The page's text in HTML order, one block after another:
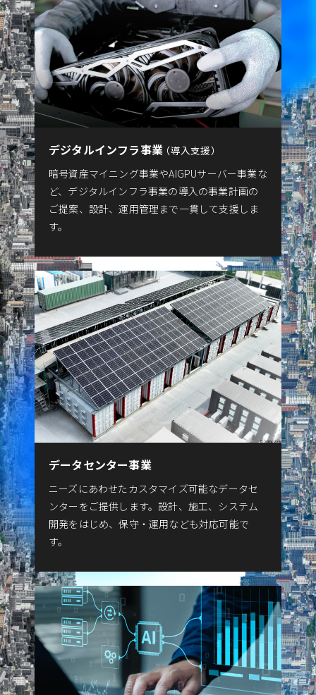
デジタルインフラ事業 導入支援
暗号資産マイニング事業やAIGPUサーバー事業な
ど、デジタルインフラ事業の導入の事業計画の
ご提案、設計、運用管理まで一貫して支援しま
す。
データセンター事業
ニーズにあわせたカスタマイズ可能なデータセ
ンターをご提供します。設計、施工、システム
開発をはじめ、保守・運用なども対応可能で
す。